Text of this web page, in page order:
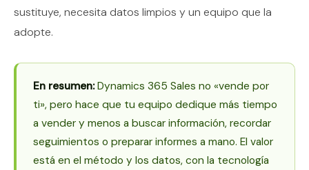
sustituye, necesita datos limpios y un equipo que la
adopte.
En resumen:Dynamics 365 Sales no «vende por
ti», pero hace que tu equipo dedique más tiempo
a vender y menos a buscar información, recordar
seguimientos o preparar informes a mano. El valor
está en el método y los datos, con la tecnología